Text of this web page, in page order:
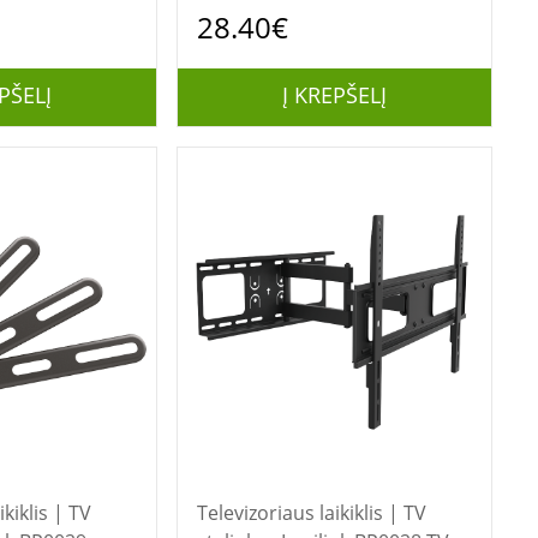
28.40€
Į KREPŠELĮ
| TV
Televizoriaus laikiklis | TV